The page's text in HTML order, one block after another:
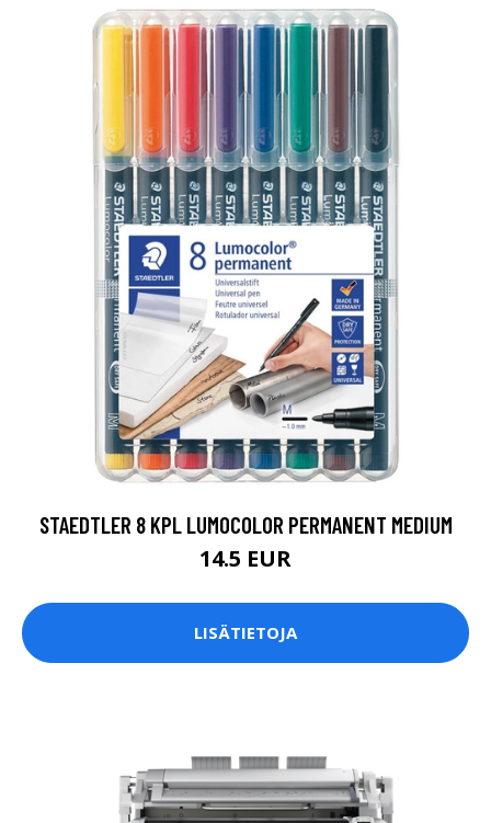
STAEDTLER 8 KPL LUMOCOLOR PERMANENT MEDIUM
14.5 EUR
LISÄTIETOJA